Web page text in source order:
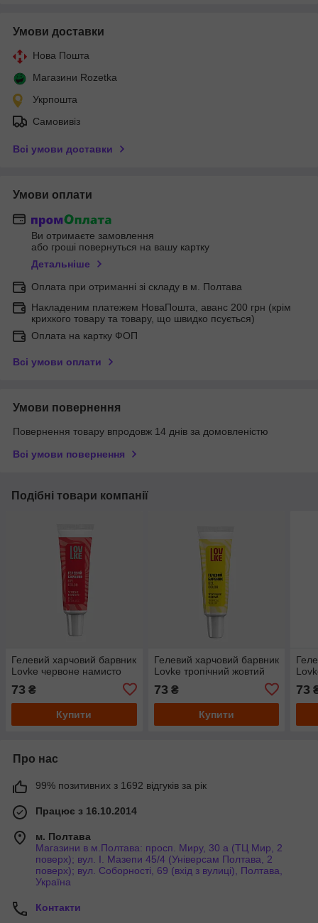
Умови доставки
Нова Пошта
Магазини Rozetka
Укрпошта
Самовивіз
Всі умови доставки
Умови оплати
Ви отримаєте замовлення
або гроші повернуться на вашу картку
Детальніше
Оплата при отриманні зі складу в м. Полтава
Накладеним платежем НоваПошта, аванс 200 грн (крім
крихкого товару та товару, що швидко псується)
Оплата на картку ФОП
Всі умови оплати
Умови повернення
Повернення товару впродовж 14 днів за домовленістю
Всі умови повернення
Подібні товари компанії
Гелевий харчовий барвник
Lovke червоне намисто
73 ₴
Купити
Гелевий харчовий барвник
Lovke тропічний жовтий
73 ₴
Купити
73
Про нас
99% позитивних з 1692 відгуків за рік
Працює з 16.10.2014
м. Полтава
Магазини в м.Полтава: просп. Миру, 30 а (ТЦ Мир, 2
поверх); вул. І. Мазепи 45/4 (Універсам Полтава, 2
поверх); вул. Соборності, 69 (вхід з вулиці), Полтава,
Україна
Контакти